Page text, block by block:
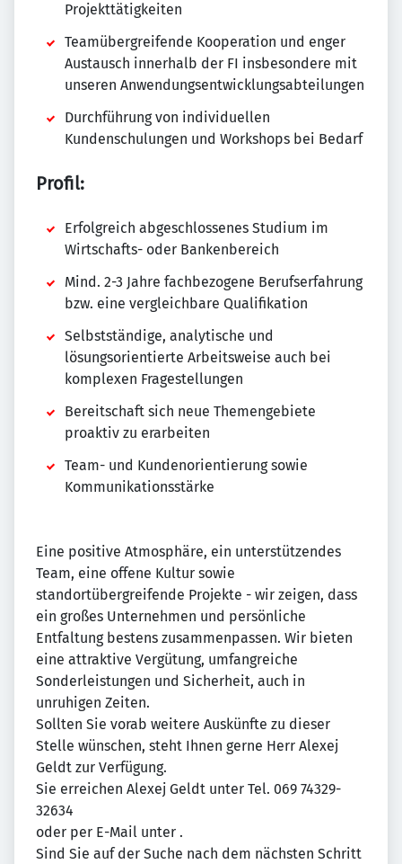
Projekttätigkeiten
Teamübergreifende Kooperation und enger
Austausch innerhalb der FI insbesondere mit
unseren Anwendungsentwicklungsabteilungen
Durchführung von individuellen
Kundenschulungen und Workshops bei Bedarf
Profil:
Erfolgreich abgeschlossenes Studium im
Wirtschafts- oder Bankenbereich
Mind. 2-3 Jahre fachbezogene Berufserfahrung
bzw. eine vergleichbare Qualifikation
Selbstständige, analytische und
lösungsorientierte Arbeitsweise auch bei
komplexen Fragestellungen
Bereitschaft sich neue Themengebiete
proaktiv zu erarbeiten
Team- und Kundenorientierung sowie
Kommunikationsstärke
Eine positive Atmosphäre, ein unterstützendes
Team, eine offene Kultur sowie
standortübergreifende Projekte - wir zeigen, dass
ein großes Unternehmen und persönliche
Entfaltung bestens zusammenpassen. Wir bieten
eine attraktive Vergütung, umfangreiche
Sonderleistungen und Sicherheit, auch in
unruhigen Zeiten.
Sollten Sie vorab weitere Auskünfte zu dieser
Stelle wünschen, steht Ihnen gerne Herr Alexej
Geldt zur Verfügung.
Sie erreichen Alexej Geldt unter Tel. 069 74329-
32634
oder per E-Mail unter .
Sind Sie auf der Suche nach dem nächsten Schritt